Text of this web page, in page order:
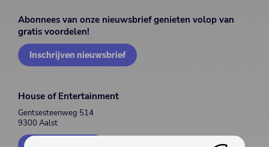
Abonnees van onze nieuwsbrief genieten volop van
gratis voordelen!
Inschrijven nieuwsbrief
House of Entertainment
Gentsesteenweg 514
9300 Aalst